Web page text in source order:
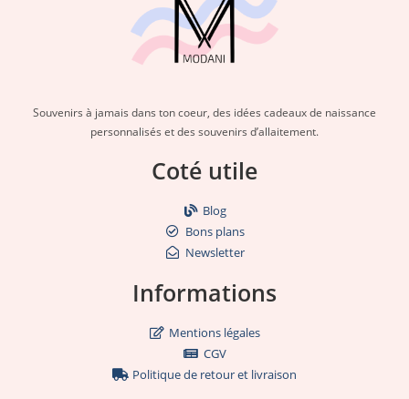
Souvenirs à jamais dans ton coeur, des idées cadeaux de naissance
personnalisés et des souvenirs d’allaitement.
Coté utile
Blog
Bons plans
Newsletter
Informations
Mentions légales
CGV
Politique de retour et livraison